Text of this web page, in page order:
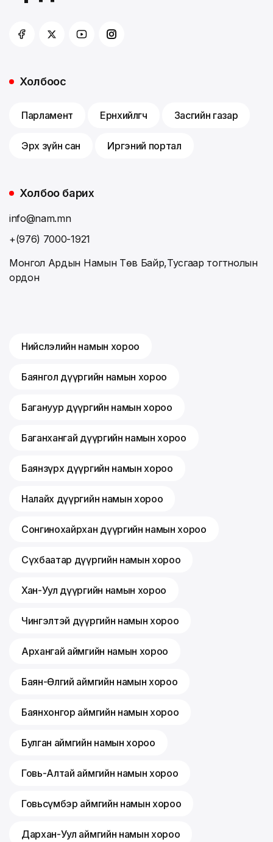
Холбоос
Парламент Ерөнхийлөгч Засгийн газар
Эрх зүйн сан Иргэний портал
Холбоо барих
info@nam.mn
+(976) 7000-1921
Монгол Ардын Намын Төв Байр,Тусгаар тогтнолын
ордон
Нийслэлийн намын хороо
Баянгол дүүргийн намын хороо
Багануур дүүргийн намын хороо
Баганхангай дүүргийн намын хороо
Баянзүрх дүүргийн намын хороо
Налайх дүүргийн намын хороо
Сонгинохайрхан дүүргийн намын хороо
Сүхбаатар дүүргийн намын хороо
Хан-Уул дүүргийн намын хороо
Чингэлтэй дүүргийн намын хороо
Архангай аймгийн намын хороо
Баян-Өлгий аймгийн намын хороо
Баянхонгор аймгийн намын хороо
Булган аймгийн намын хороо
Говь-Алтай аймгийн намын хороо
Говьсүмбэр аймгийн намын хороо
Дархан-Уул аймгийн намын хороо